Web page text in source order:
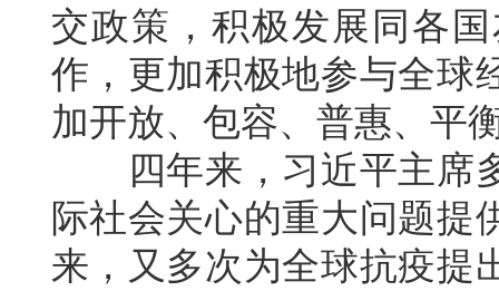
交政策，积极发展同各
作，更加积极地参与全球
加开放、包容、普惠、平
四年来，习近平主席多
际社会关心的重大问题提
来，又多次为全球抗疫提